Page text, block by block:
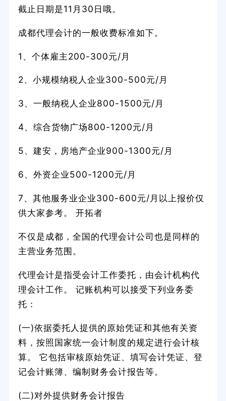
截止日期是11月30日哦。
成都代理会计的一般收费标准如下。
1、个体雇主200-300元/月
2、小规模纳税人企业300-500元/月
3、一般纳税人企业800-1500元/月
4、综合货物广场800-1200元/月
5、建安，房地产企业900-1300元/月
6、外资企业500-1200元/月
7、其他服务业企业300-600元/月以上报价仅
供大家参考。 开拓者
不仅是成都，全国的代理会计公司也是同样的
主营业务范围。
代理会计是指受会计工作委托，由会计机构代
理会计工作。 记账机构可以接受下列业务委
托：
(一)依据委托人提供的原始凭证和其他有关资
料，按照国家统一会计制度的规定进行会计核
算。 它包括审核原始凭证、填写会计凭证、登
记会计账簿、编制财务会计报告等。
(二)对外提供财务会计报告